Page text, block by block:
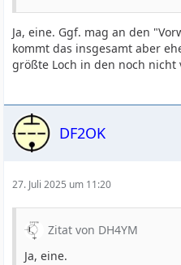
Ja, eine. Ggf. mag an den
kommt das insgesamt aber
größte Loch in den noch nicht
DF2OK
27. Juli 2025 um 11:20
Zitat von DH4YM
Ja, eine.